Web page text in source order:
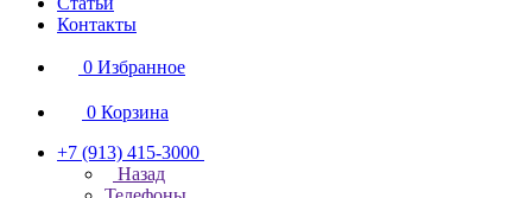
Контакты
0 Избранное
0 Корзина
+7 (913) 415-3000
Назад